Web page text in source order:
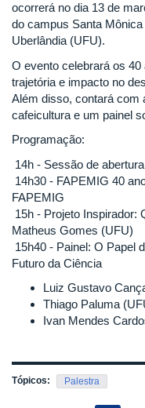
ocorrerá no dia 13 de
do campus Santa
Uberlândia (UFU).
O evento celebrará os
trajetória e impacto no
Além disso, contará com
cafeicultura e um painel
Programação:
14h - Sessão de abertura
14h30 - FAPEMIG 40
FAPEMIG
15h - Projeto Inspirador:
Matheus Gomes (UFU)
15h40 - Painel: O Papel
Futuro da Ciência
Luiz Gustavo
Thiago Paluma
Ivan Mendes
Tópicos: Palestra